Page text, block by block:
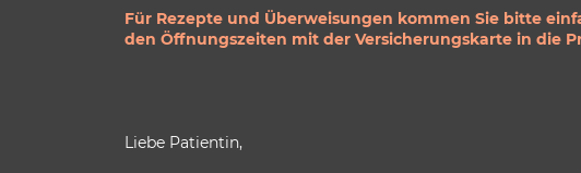
Für Rezepte und Überweisungen kommen Sie bitte
den Öffnungszeiten mit der Versicherungskarte in die
Liebe Patientin,